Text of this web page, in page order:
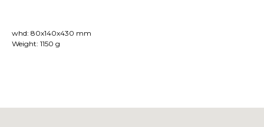
whd: 80x140x430 mm
Weight: 1150 g